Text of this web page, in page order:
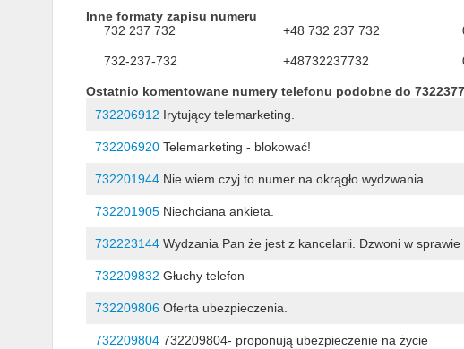
Inne formaty zapisu numeru
732 237 732
+48 732 237 732
732-237-732 +48732237732
Ostatnio komentowane numery telefonu podobne do
732206912 Irytujący telemarketing.
732206920Telemarketing - blokować!
732201944Nie wiem czyj to numer na okrągło wydzwania
732201905Niechciana ankieta.
732223144Wydzania Pan że jest z kancelarii. Dzwoni w
732209832 Głuchy telefon
732209806Oferta ubezpieczenia.
732209804732209804- proponują ubezpieczenie na życie